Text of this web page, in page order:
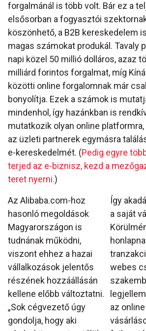
forgalmánál is több volt. Bár ez a
elsősorban a fogyasztói
köszönhető, a B2B kereskedelem
magas számokat produkál. Tavaly
napi közel 50 millió dolláros, azaz
milliárd forintos forgalmat, míg
közötti online forgalomnak már
bonyolítja. Ezek a számok is
mindenhol, így hazánkban is
mutatkozik olyan online
az üzleti partnerek egymásra
e-kereskedelmét. (Pedig egyre
terjed az e-biznisz, kezd a
teret nyerni.)
Így
a saját
webes
az
Az Alibaba.com-hoz
hasonló megoldások
Magyarországon is
tudnának működni,
viszont ehhez a hazai
vállalkozások jelentős
részének hozzáállásán
kellene előbb változtatni.
„Sok cégvezető úgy
gondolja, hogy aki